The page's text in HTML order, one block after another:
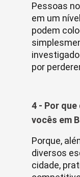
Pessoas
em um
podem
por
4 - Por
vocês em
Porque,
diversos
cidade,